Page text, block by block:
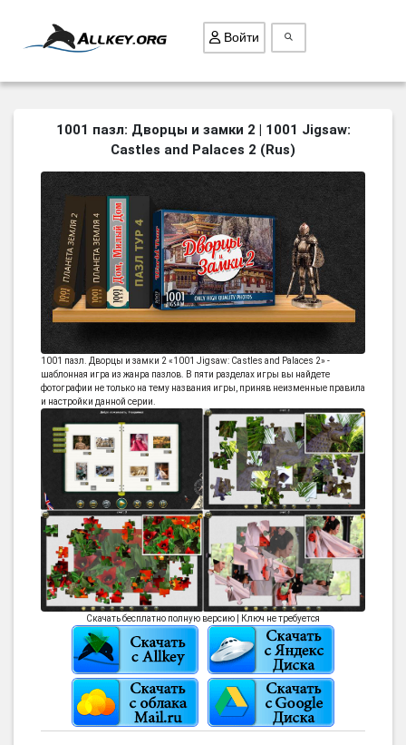
ВСЕ ИГРЫ
ПОИСК ПРЕДМЕТОВ
ГОЛОВОЛОМКИ
БИЗНЕС
ТРИ-В-РЯД
СТРАТЕГИИ
СТРЕЛЯЛКИ
КВЕСТ
КАК СКАЧАТЬ
НОВОСТИ
Войти
1001 пазл: Дворцы и замки 2 | 1001 Jigsaw:
Castles and Palaces 2 (Rus)
1001 пазл. Дворцы и замки 2 «1001 Jigsaw: Castles and Palaces 2» -
шаблонная игра из жанра пазлов. В пяти разделах игры вы найдете
фотографии не только на тему названия игры, приняв неизменные правила
и настройки данной серии.
Скачать бесплатно полную версию | Ключ не требуется